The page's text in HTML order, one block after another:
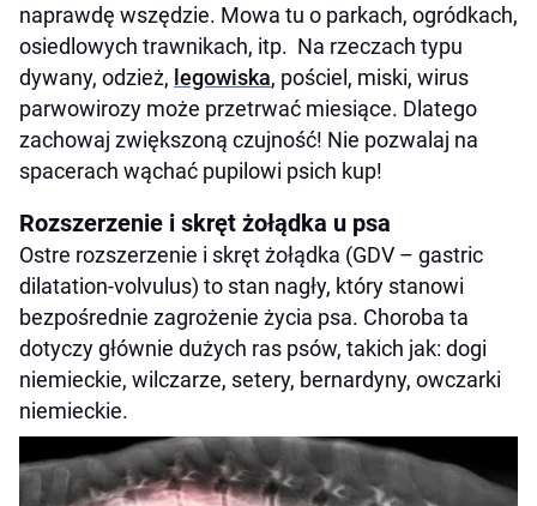
naprawdę wszędzie. Mowa tu o parkach, ogródkach,
osiedlowych trawnikach, itp. Na rzeczach typu
dywany, odzież, legowiska, pościel, miski, wirus
parwowirozy może przetrwać miesiące. Dlatego
zachowaj zwiększoną czujność! Nie pozwalaj na
spacerach wąchać pupilowi psich kup!
Rozszerzenie i skręt żołądka u psa
Ostre rozszerzenie i skręt żołądka (GDV – gastric
dilatation-volvulus) to stan nagły, który stanowi
bezpośrednie zagrożenie życia psa. Choroba ta
dotyczy głównie dużych ras psów, takich jak: dogi
niemieckie, wilczarze, setery, bernardyny, owczarki
niemieckie.